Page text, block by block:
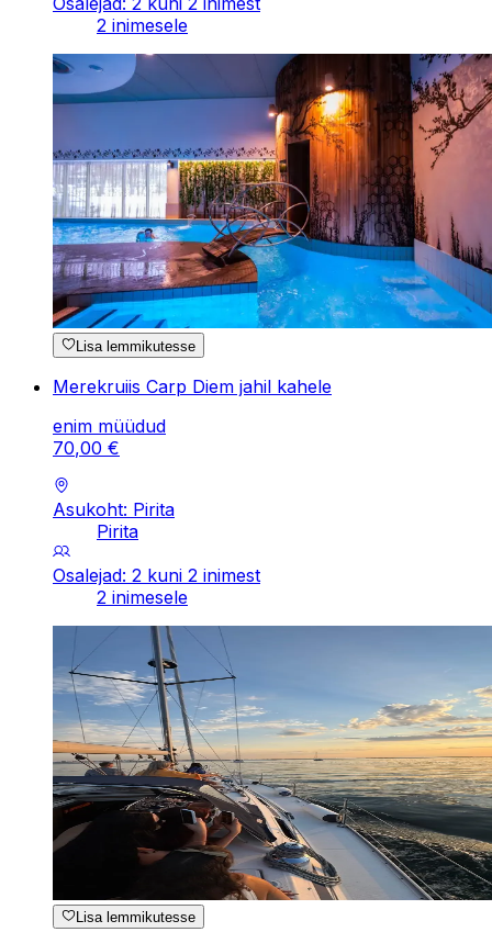
2 inimesele
Lisa lemmikutesse
Merekruiis Carp Diem jahil kahele
enim müüdud
70,00 €
Asukoht: Pirita
Pirita
Osalejad: 2 kuni 2 inimest
2 inimesele
Lisa lemmikutesse